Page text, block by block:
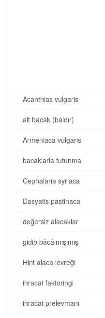
Acanthias vulgaris
alt bacak (baldır)
Armeniaca vulgaris
bacaklarla tutunma
Cephalaria syriaca
Dasyatis pastinaca
değersiz alacaklar
gidip bâcâımışımış
Hint alaca levreği
ihracat faktoringi
ihracat prelevmanı